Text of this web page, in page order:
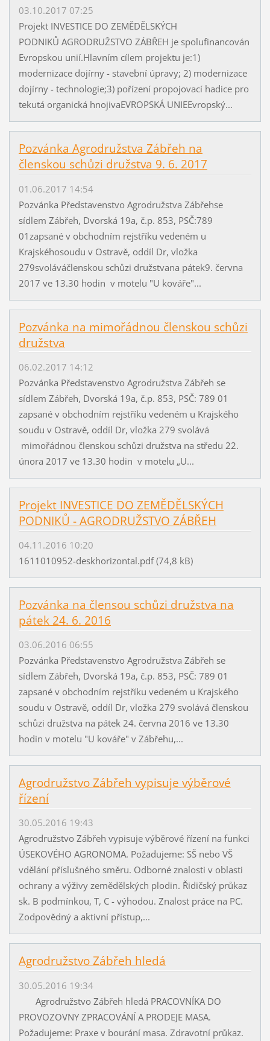
03.10.2017 07:25
Projekt INVESTICE DO ZEMĚDĚLSKÝCH
PODNIKŮ AGRODRUŽSTVO ZÁBŘEH je spolufinancován
Evropskou unií.Hlavním cílem projektu je:1)
modernizace dojírny - stavební úpravy; 2) modernizace
dojírny - technologie;3) pořízení propojovací hadice pro
tekutá organická hnojivaEVROPSKÁ UNIEEvropský...
Pozvánka Agrodružstva Zábřeh na
členskou schůzi družstva 9. 6. 2017
01.06.2017 14:54
Pozvánka Představenstvo Agrodružstva Zábřehse
sídlem Zábřeh, Dvorská 19a, č.p. 853, PSČ:789
01zapsané v obchodním rejstříku vedeném u
Krajskéhosoudu v Ostravě, oddíl Dr, vložka
279svoláváčlenskou schůzi družstvana pátek9. června
2017 ve 13.30 hodin v motelu "U kováře"...
Pozvánka na mimořádnou členskou schůzi
družstva
06.02.2017 14:12
Pozvánka Představenstvo Agrodružstva Zábřeh se
sídlem Zábřeh, Dvorská 19a, č.p. 853, PSČ: 789 01
zapsané v obchodním rejstříku vedeném u Krajského
soudu v Ostravě, oddíl Dr, vložka 279 svolává
mimořádnou členskou schůzi družstva na středu 22.
února 2017 ve 13.30 hodin v motelu „U...
Projekt INVESTICE DO ZEMĚDĚLSKÝCH
PODNIKŮ - AGRODRUŽSTVO ZÁBŘEH
04.11.2016 10:20
1611010952-deskhorizontal.pdf (74,8 kB)
Pozvánka na člensou schůzi družstva na
pátek 24. 6. 2016
03.06.2016 06:55
Pozvánka Představenstvo Agrodružstva Zábřeh se
sídlem Zábřeh, Dvorská 19a, č.p. 853, PSČ: 789 01
zapsané v obchodním rejstříku vedeném u Krajského
soudu v Ostravě, oddíl Dr, vložka 279 svolává členskou
schůzi družstva na pátek 24. června 2016 ve 13.30
hodin v motelu "U kováře" v Zábřehu,...
Agrodružstvo Zábřeh vypisuje výběrové
řízení
30.05.2016 19:43
Agrodružstvo Zábřeh vypisuje výběrové řízení na funkci
ÚSEKOVÉHO AGRONOMA. Požadujeme: SŠ nebo VŠ
vdělání příslušného směru. Odborné znalosti v oblasti
ochrany a výživy zemědělských plodin. Řidičský průkaz
sk. B podmínkou, T, C - výhodou. Znalost práce na PC.
Zodpovědný a aktivní přístup,...
Agrodružstvo Zábřeh hledá
30.05.2016 19:34
Agrodružstvo Zábřeh hledá PRACOVNÍKA DO
PROVOZOVNY ZPRACOVÁNÍ A PRODEJE MASA.
Požadujeme: Praxe v bourání masa. Zdravotní průkaz.